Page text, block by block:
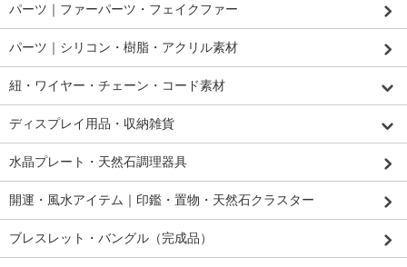
パーツ｜ファーパーツ・フェイクファー
パーツ｜シリコン・樹脂・アクリル素材
紐・ワイヤー・チェーン・コード素材
ディスプレイ用品・収納雑貨
水晶プレート・天然石調理器具
開運・風水アイテム｜印鑑・置物・天然石クラスター
ブレスレット・バングル（完成品）